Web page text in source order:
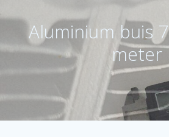
Aluminium buis
meter